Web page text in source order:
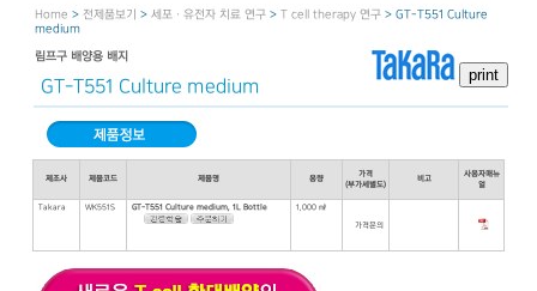
Home > 전제품보기 > 세포ㆍ유전자 치료 연구 > T cell therapy 연구 > GT-T551 Culture
medium
림프구 배양용 배지
GT-T551 Culture medium
제조사 제품코드 제품명 용량
가격
(부가세별도)
비고
사용자매뉴
얼
Takara WK551S GT-T551 Culture medium, 1L Bottle 1,000 ㎖
가격문의